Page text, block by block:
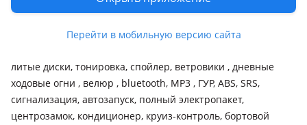
Перейти в мобильную версию сайта
Цвет
синий металлик
Растаможен в Казахстане
литые диски, тонировка, спойлер, ветровики , дневные
ходовые огни , велюр , bluetooth, MP3 , ГУР, ABS, SRS,
сигнализация, автозапуск, полный электропакет,
центрозамок, кондиционер, круиз-контроль, бортовой